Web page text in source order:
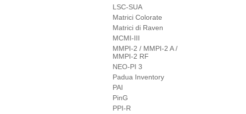
LSC-SUA
Matrici Colorate
Matrici di Raven
MCMI-III
MMPI-2 / MMPI-2 A /
MMPI-2 RF
NEO-PI 3
Padua Inventory
PAI
PinG
PPI-R